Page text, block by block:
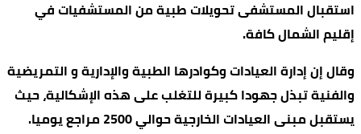
استقبال المستشفى تحويلات طبية من المستشفيات في
إقليم الشمال كافة.
وقال إن إدارة العيادات وكوادرها الطبية والإدارية و التمريضية
والفنية تبذل جهودا كبيرة للتغلب على هذه الإشكالية، حيث
يستقبل مبنى العيادات الخارجية حوالي 2500 مراجع يوميا.